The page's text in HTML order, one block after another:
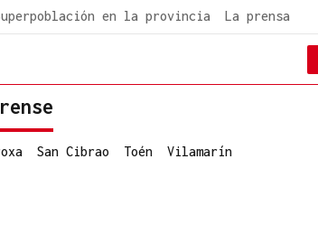
en la provincia La prensa
San Cibrao Toén Vilamarín